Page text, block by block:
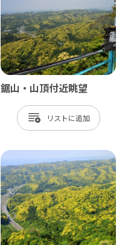
鋸山・山頂付近眺望
リスト